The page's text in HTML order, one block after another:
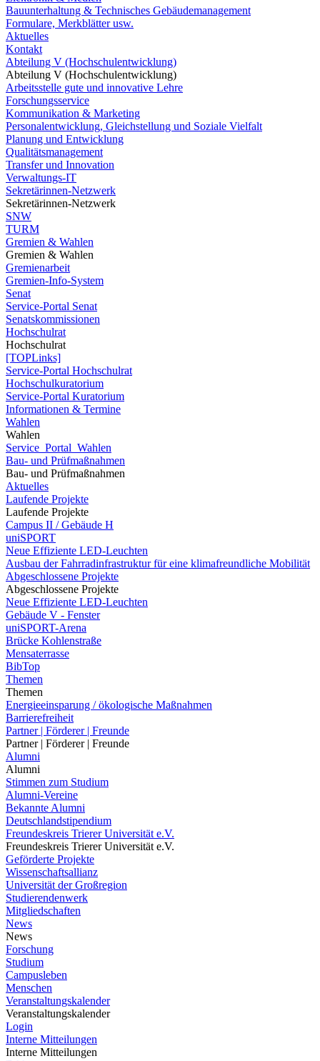
Bauunterhaltung & Technisches Gebäudemanagement
Formulare, Merkblätter usw.
Aktuelles
Kontakt
Abteilung V (Hochschulentwicklung)
Abteilung V (Hochschulentwicklung)
Arbeitsstelle gute und innovative Lehre
Forschungsservice
Kommunikation & Marketing
Personalentwicklung, Gleichstellung und Soziale Vielfalt
Planung und Entwicklung
Qualitätsmanagement
Transfer und Innovation
Verwaltungs-IT
Sekretärinnen-Netzwerk
Sekretärinnen-Netzwerk
SNW
TURM
Gremien & Wahlen
Gremien & Wahlen
Gremienarbeit
Gremien-Info-System
Senat
Service-Portal Senat
Senatskommissionen
Hochschulrat
Hochschulrat
[TOPLinks]
Service-Portal Hochschulrat
Hochschulkuratorium
Service-Portal Kuratorium
Informationen & Termine
Wahlen
Wahlen
Service_Portal_Wahlen
Bau- und Prüfmaßnahmen
Bau- und Prüfmaßnahmen
Aktuelles
Laufende Projekte
Laufende Projekte
Campus II / Gebäude H
uniSPORT
Neue Effiziente LED-Leuchten
Ausbau der Fahrradinfrastruktur für eine klimafreundliche Mobilität
Abgeschlossene Projekte
Abgeschlossene Projekte
Neue Effiziente LED-Leuchten
Gebäude V - Fenster
uniSPORT-Arena
Brücke Kohlenstraße
Mensaterrasse
BibTop
Themen
Themen
Energieeinsparung / ökologische Maßnahmen
Barrierefreiheit
Partner | Förderer | Freunde
Partner | Förderer | Freunde
Alumni
Alumni
Stimmen zum Studium
Alumni-Vereine
Bekannte Alumni
Deutschlandstipendium
Freundeskreis Trierer Universität e.V.
Freundeskreis Trierer Universität e.V.
Geförderte Projekte
Wissenschaftsallianz
Universität der Großregion
Studierendenwerk
Mitgliedschaften
News
News
Forschung
Studium
Campusleben
Menschen
Veranstaltungskalender
Veranstaltungskalender
Login
Interne Mitteilungen
Interne Mitteilungen